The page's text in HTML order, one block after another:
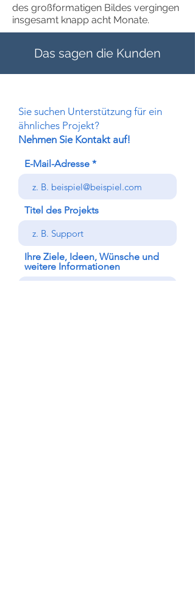
des großformatigen Bildes vergingen
insgesamt knapp acht Monate.
Das sagen die Kunden
Sie suchen Unterstützung für ein
ähnliches Projekt?
Nehmen Sie Kontakt auf!
E-Mail-Adresse
Titel des Projekts
Ihre Ziele, Ideen, Wünsche und
weitere Informationen